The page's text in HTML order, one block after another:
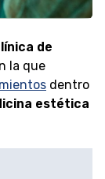
de
la que
dentro
estética